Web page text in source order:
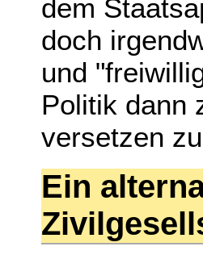
dem
doch
und
Politik dann
versetzen
Ein